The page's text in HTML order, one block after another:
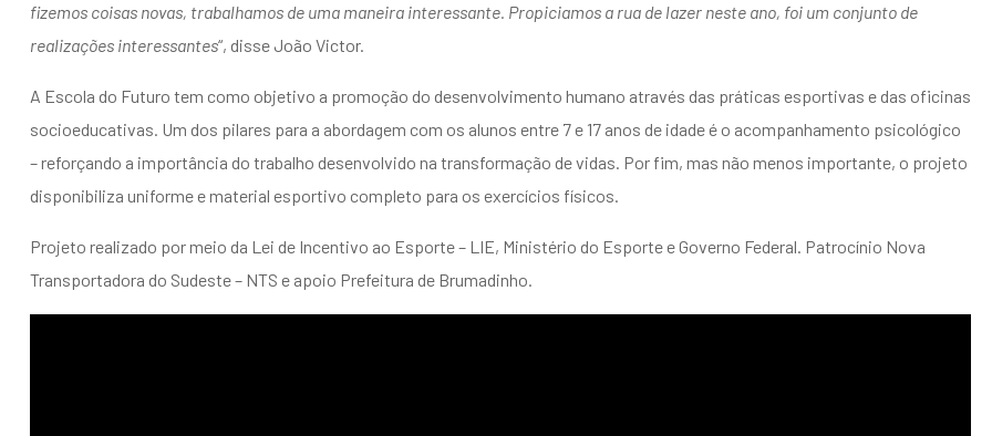
fizemos coisas novas, trabalhamos de uma maneira interessante. Propiciamos a rua de lazer neste ano, foi um conjunto de
realizações interessantes“, disse João Victor.
A Escola do Futuro tem como objetivo a promoção do desenvolvimento humano através das práticas esportivas e das oficinas
socioeducativas. Um dos pilares para a abordagem com os alunos entre 7 e 17 anos de idade é o acompanhamento psicológico
– reforçando a importância do trabalho desenvolvido na transformação de vidas. Por fim, mas não menos importante, o projeto
disponibiliza uniforme e material esportivo completo para os exercícios físicos.
Projeto realizado por meio da Lei de Incentivo ao Esporte – LIE, Ministério do Esporte e Governo Federal. Patrocínio Nova
Transportadora do Sudeste – NTS e apoio Prefeitura de Brumadinho.